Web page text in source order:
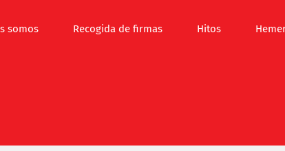
somos Recogida de firmas Hitos